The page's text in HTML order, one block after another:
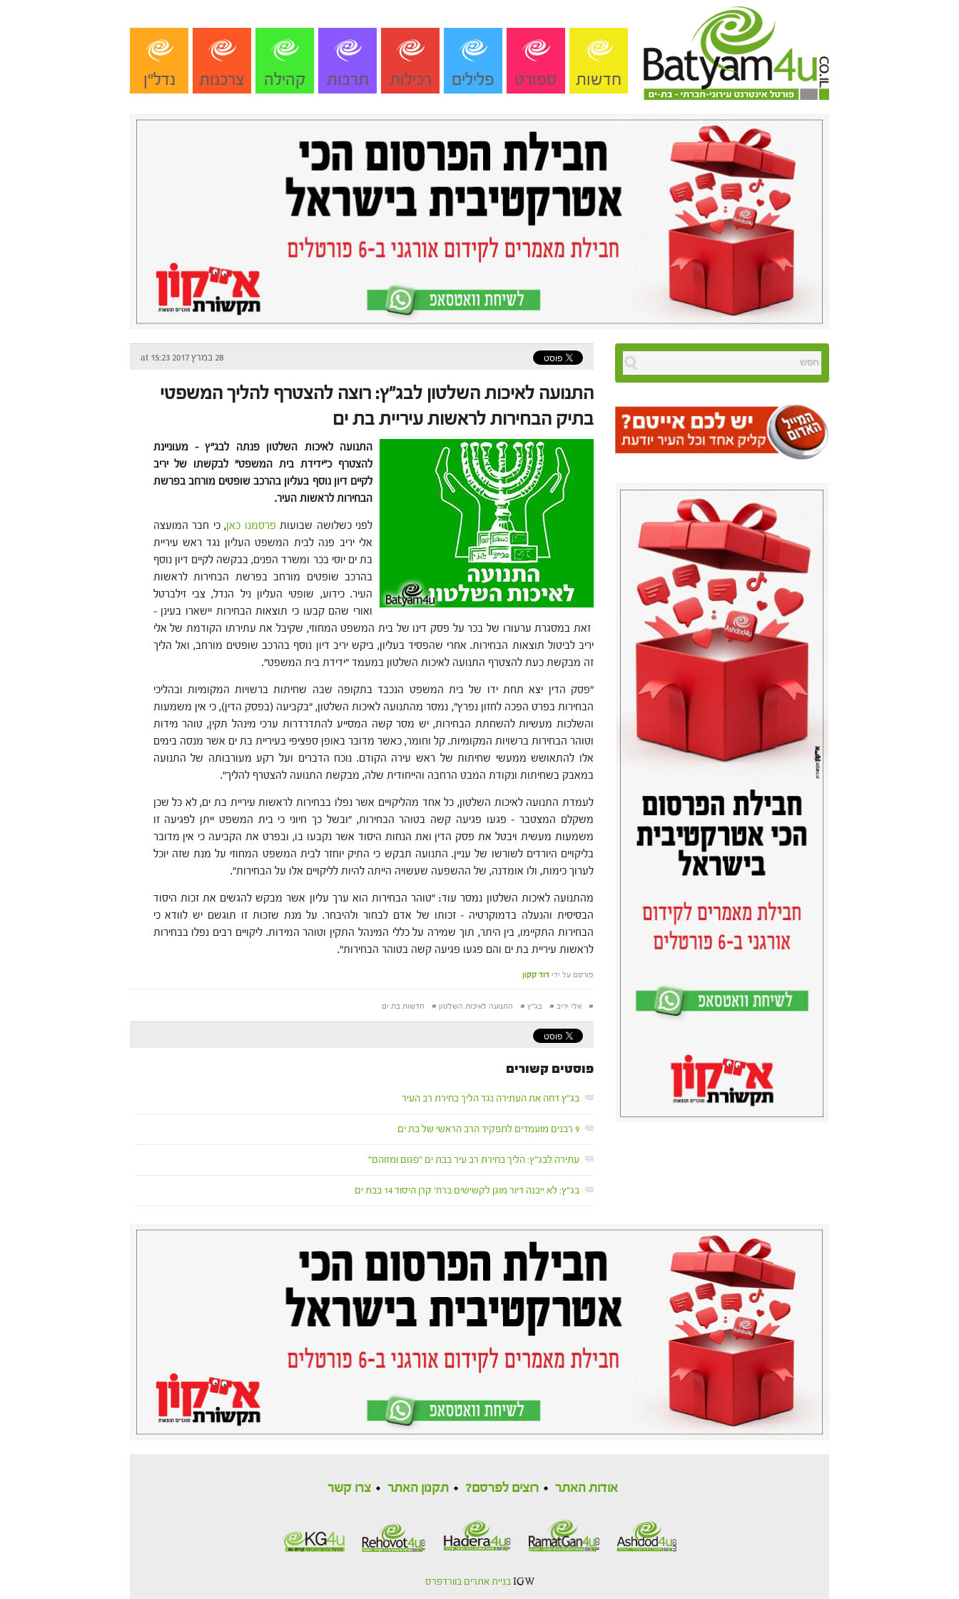
חדשות ספורט פלילים רכילות תרבות קהילה צרכנות נדל"ן
28 במרץ 2017 at 15:23
התנועה לאיכות השלטון לבג"ץ: רוצה להצטרף להליך המשפטי
בתיק הבחירות לראשות עיריית בת ים
התנועה לאיכות השלטון פנתה לבג"ץ – מעוניינת
להצטרף כ"ידידת בית המשפט" לבקשתו של יריב
לקיים דיון נוסף בעליון בהרכב שופטים מורחב בפרשת
הבחירות לראשות העיר.
לפני כשלושה שבועות פרסמנו כאן, כי חבר המועצה
אלי יריב פנה לבית המשפט העליון נגד ראש עיריית
בת ים יוסי בכר ומשרד הפנים, בבקשה לקיים דיון נוסף
בהרכב שופטים מורחב בפרשת הבחירות לראשות
העיר. כידוע, שופטי העליון ניל הנדל, צבי זילברטל
ואורי שהם קבעו כי תוצאות הבחירות יישארו בעינן –
זאת במסגרת ערעורו של בכר על פסק דינו של בית המשפט המחוזי, שקיבל את עתירתו הקודמת של אלי
יריב לביטול תוצאות הבחירות. אחרי שהפסיד בעליון, ביקש יריב דיון נוסף בהרכב שופטים מורחב, ואל הליך
זה מבקשת כעת להצטרף התנועה לאיכות השלטון במעמד "ידידת בית המשפט".
"פסק הדין יצא תחת ידו של בית המשפט הנכבד בתקופה שבה שחיתות ברשויות המקומיות ובהליכי
הבחירות בפרט הפכה לחזון נפרץ", נמסר מהתנועה לאיכות השלטון, "בקביעה (בפסק הדין), כי אין משמעות
והשלכות מעשיות להשחתת הבחירות, יש מסר קשה המסייע להתדרדרות ערכי מינהל תקין, טוהר מידות
וטוהר הבחירות ברשויות המקומיות. קל וחומר, כאשר מדובר באופן ספציפי בעיריית בת ים אשר מנסה בימים
אלו להתאושש ממעשי שחיתות של ראש עירה הקודם. נוכח הדברים ועל רקע מעורבותה של התנועה
במאבק בשחיתות ונקודת המבט הרחבה והייחודית שלה, מבקשת התנועה להצטרף להליך".
לעמדת התנועה לאיכות השלטון, כל אחד מהליקויים אשר נפלו בבחירות לראשות עיריית בת ים, לא כל שכן
משקלם המצטבר – פגעו פגיעה קשה בטוהר הבחירות, "ובשל כך חיוני כי בית המשפט ייתן לפגיעה זו
משמעות מעשית ויבטל את פסק הדין ואת הנחות היסוד אשר נקבעו בו, ובפרט את הקביעה כי אין מדובר
בליקויים היורדים לשורשו של עניין. התנועה תבקש כי התיק יוחזר לבית המשפט המחוזי על מנת שזה יוכל
לערוך כימות, ולו אומדנה, של ההשפעה שעשויה הייתה להיות לליקויים אלו על הבחירות".
מהתנועה לאיכות השלטון נמסר עוד: "טוהר הבחירות הוא ערך עליון אשר מבקש להגשים את זכות היסוד
הבסיסית והנעלה בדמוקרטיה – זכותו של אדם לבחור ולהיבחר. על מנת שזכות זו תוגשם יש לוודא כי
הבחירות התקיימו, בין היתר, תוך שמירה על כללי המינהל התקין וטוהר המידות. ליקויים רבים נפלו בבחירות
לראשות עיריית בת ים והם פגעו פגיעה קשה בטוהר הבחירות".
פורסם על ידי דוד קקון
# אלי יריב # בג"ץ # התנועה לאיכות השלטון # חדשות בת ים
פוסטים קשורים
בג"ץ דחה את העתירה נגד הליך בחירת רב העיר
9 רבנים מועמדים לתפקיד הרב הראשי של בת ים
עתירה לבג"ץ: הליך בחירת רב עיר בבת ים "פגום ומזוהם"
בג"ץ: לא ייבנה דיור מוגן לקשישים ברח' קרן היסוד 14 בבת ים
אודות האתר רוצים לפרסם? תקנון האתר צרו קשר
IGW בניית אתרים בוורדפרס